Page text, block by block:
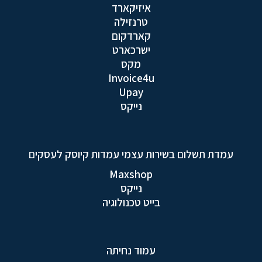
איזיקארד
טרנזילה
קארדקום
ישרכארט
מקס
Invoice4u
Upay
נייקס
עמדת תשלום בשירות עצמי עמדות קיוסק לעסקים
Maxshop
נייקס
בייט טכנולוגיה
עמוד נחיתה